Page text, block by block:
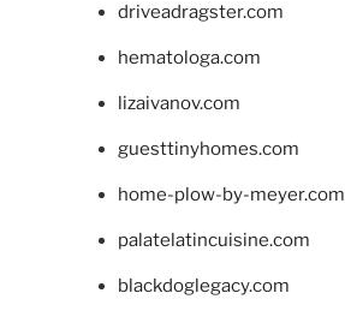
driveadragster.com
hematologa.com
lizaivanov.com
guesttinyhomes.com
home-plow-by-meyer.com
palatelatincuisine.com
blackdoglegacy.com